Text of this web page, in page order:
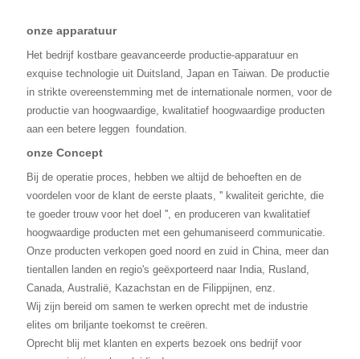
onze apparatuur
Het bedrijf kostbare geavanceerde productie-apparatuur en
exquise technologie uit Duitsland, Japan en Taiwan. De productie
in strikte overeenstemming met de internationale normen, voor de
productie van hoogwaardige, kwalitatief hoogwaardige producten
aan een betere leggen foundation.
onze Concept
Bij de operatie proces, hebben we altijd de behoeften en de
voordelen voor de klant de eerste plaats, '' kwaliteit gerichte, die
te goeder trouw voor het doel '', en produceren van kwalitatief
hoogwaardige producten met een gehumaniseerd communicatie.
Onze producten verkopen goed noord en zuid in China, meer dan
tientallen landen en regio's geëxporteerd naar India, Rusland,
Canada, Australië, Kazachstan en de Filippijnen, enz.
Wij zijn bereid om samen te werken oprecht met de industrie
elites om briljante toekomst te creëren.
Oprecht blij met klanten en experts bezoek ons bedrijf voor